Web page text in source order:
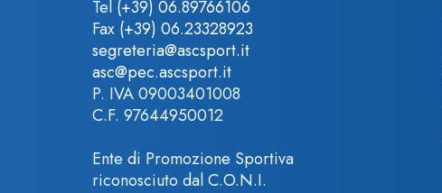
Tel (+39) 06.89766106
Fax (+39) 06.23328923
segreteria@ascsport.it
asc@pec.ascsport.it
P. IVA 09003401008
C.F. 97644950012
Ente di Promozione Sportiva
riconosciuto dal C.O.N.I.